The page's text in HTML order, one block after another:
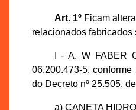
Art. 1ºFicam
relacionados
I - A. W FABER
06.200.473-5,
do Decreto nº 25.505,
a) CANETA